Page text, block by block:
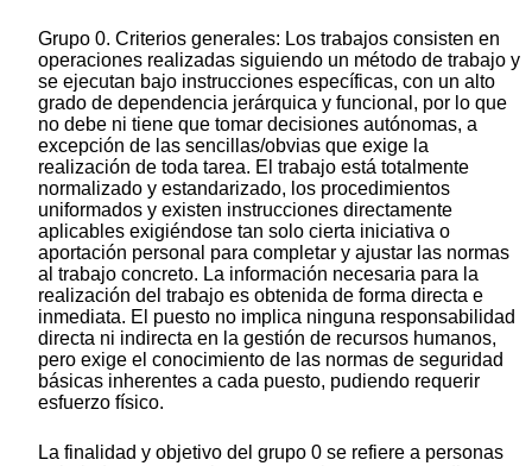
Grupo 0. Criterios generales: Los trabajos consisten en
operaciones realizadas siguiendo un método de trabajo y
se ejecutan bajo instrucciones específicas, con un alto
grado de dependencia jerárquica y funcional, por lo que
no debe ni tiene que tomar decisiones autónomas, a
excepción de las sencillas/obvias que exige la
realización de toda tarea. El trabajo está totalmente
normalizado y estandarizado, los procedimientos
uniformados y existen instrucciones directamente
aplicables exigiéndose tan solo cierta iniciativa o
aportación personal para completar y ajustar las normas
al trabajo concreto. La información necesaria para la
realización del trabajo es obtenida de forma directa e
inmediata. El puesto no implica ninguna responsabilidad
directa ni indirecta en la gestión de recursos humanos,
pero exige el conocimiento de las normas de seguridad
básicas inherentes a cada puesto, pudiendo requerir
esfuerzo físico.
La finalidad y objetivo del grupo 0 se refiere a personas